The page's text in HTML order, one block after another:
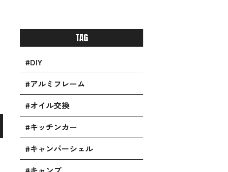
TAG
#DIY
#アルミフレーム
#オイル交換
#キッチンカー
#キャンパーシェル